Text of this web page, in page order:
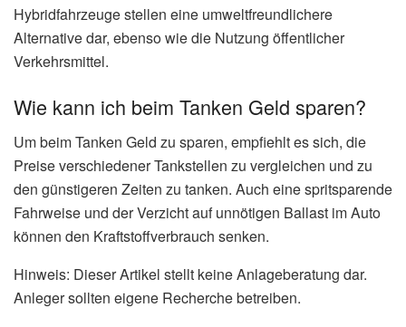
Hybridfahrzeuge stellen eine umweltfreundlichere
Alternative dar, ebenso wie die Nutzung öffentlicher
Verkehrsmittel.
Wie kann ich beim Tanken Geld sparen?
Um beim Tanken Geld zu sparen, empfiehlt es sich, die
Preise verschiedener Tankstellen zu vergleichen und zu
den günstigeren Zeiten zu tanken. Auch eine spritsparende
Fahrweise und der Verzicht auf unnötigen Ballast im Auto
können den Kraftstoffverbrauch senken.
Hinweis: Dieser Artikel stellt keine Anlageberatung dar.
Anleger sollten eigene Recherche betreiben.